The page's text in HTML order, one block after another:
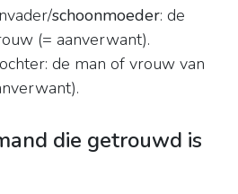
schoonmoeder: de
(= aanverwant).
de man of vrouw van
die getrouwd is